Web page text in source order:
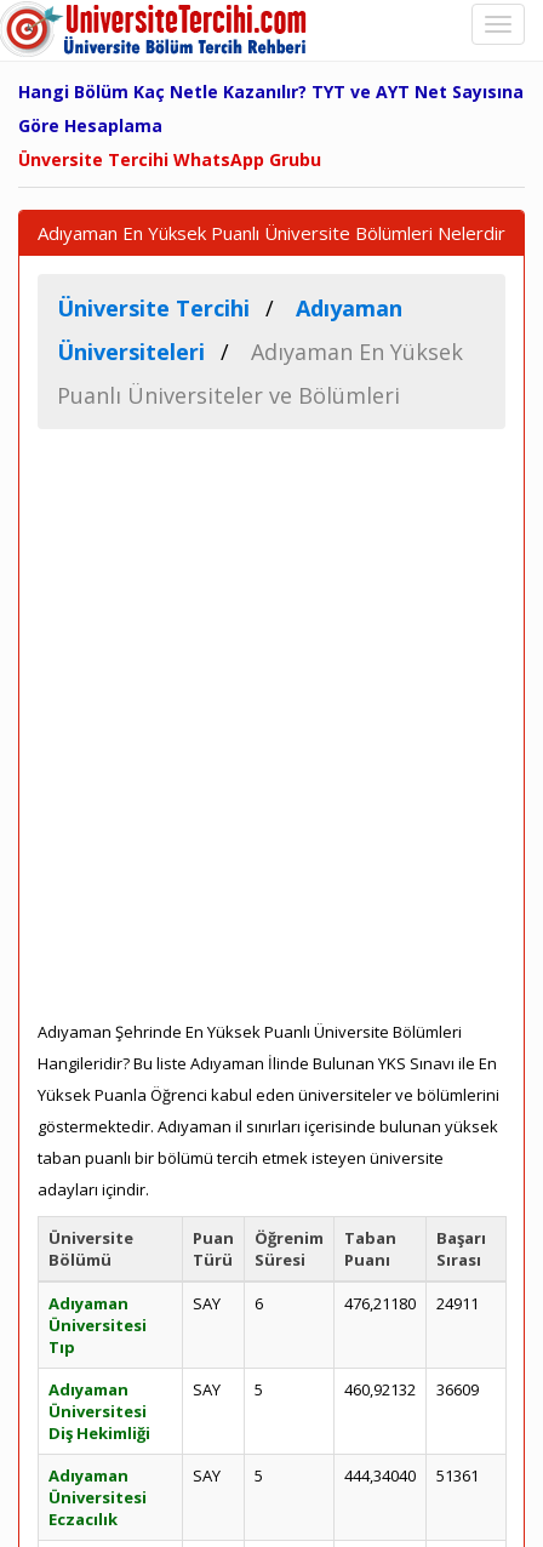
Hangi Bölüm Kaç Netle Kazanılır? TYT ve AYT Net Sayısına
Göre Hesaplama
Ünversite Tercihi WhatsApp Grubu
Adıyaman En Yüksek Puanlı Üniversite Bölümleri Nelerdir
Üniversite Tercihi
Adıyaman
Üniversiteleri
Adıyaman En Yüksek
Puanlı Üniversiteler ve Bölümleri
Adıyaman Şehrinde En Yüksek Puanlı Üniversite Bölümleri
Hangileridir? Bu liste Adıyaman İlinde Bulunan YKS Sınavı ile En
Yüksek Puanla Öğrenci kabul eden üniversiteler ve bölümlerini
göstermektedir. Adıyaman il sınırları içerisinde bulunan yüksek
taban puanlı bir bölümü tercih etmek isteyen üniversite
adayları içindir.
Üniversite
Bölümü
Puan
Türü
Öğrenim
Süresi
Taban
Puanı
Başarı
Sırası
Adıyaman
Üniversitesi
Tıp
SAY 6 476,21180 24911
Adıyaman
Üniversitesi
Diş Hekimliği
SAY 5 460,92132 36609
Adıyaman
Üniversitesi
Eczacılık
SAY 5 444,34040 51361